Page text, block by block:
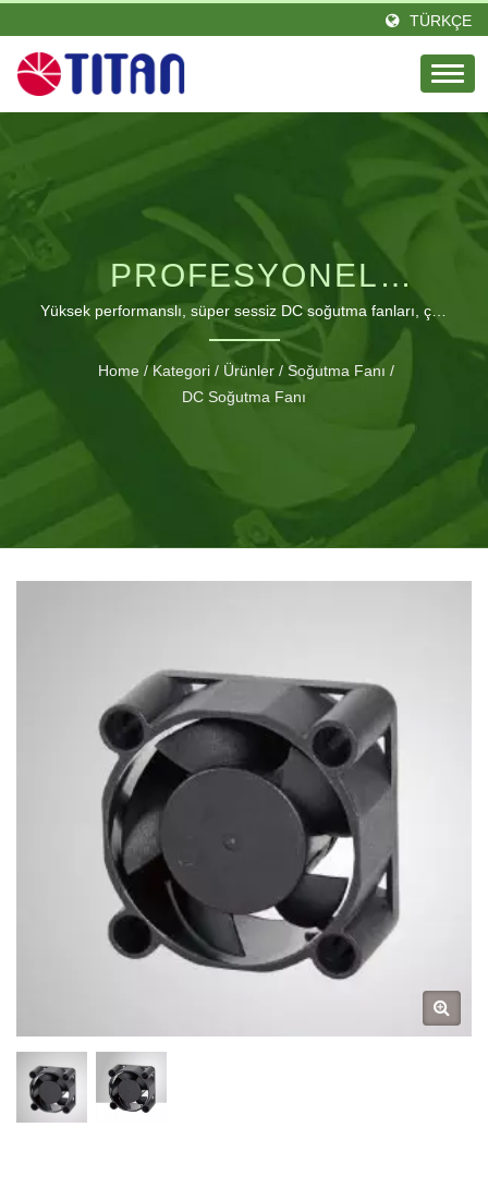
TÜRKÇE
PROFESYONEL
40X40X20MM DC
SOĞUTMA FANI SERISI
Yüksek performanslı, süper sessiz DC soğutma fanları, çok
çeşitli uygulamalar ve özelleştirilebilir özelliklerle.
Home / Kategori / Ürünler / Soğutma Fanı /
DC Soğutma Fanı